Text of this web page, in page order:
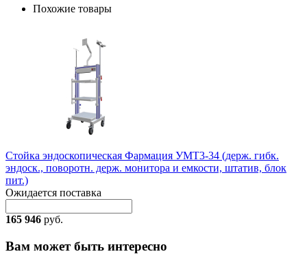
Похожие товары
Стойка эндоскопическая Фармация УМТ3-34 (держ. гибк.
эндоск., поворотн. держ. монитора и емкости, штатив, блок
пит.)
Ожидается поставка
165 946 руб.
Вам может быть интересно